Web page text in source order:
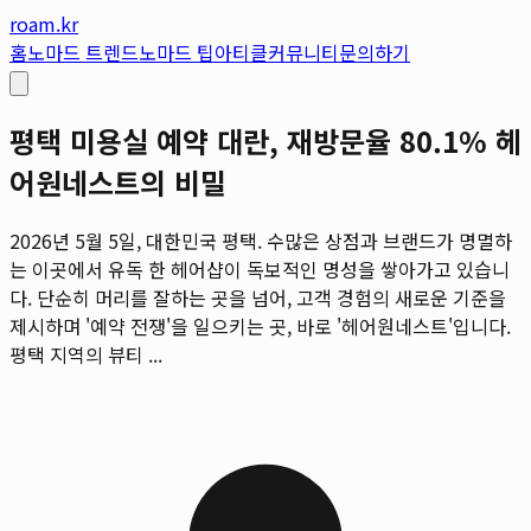
roam.kr
홈노마드 트렌드노마드 팁아티클커뮤니티문의하기
평택 미용실 예약 대란, 재방문율 80.1% 헤
어원네스트의 비밀
2026년 5월 5일, 대한민국 평택. 수많은 상점과 브랜드가 명멸하
는 이곳에서 유독 한 헤어샵이 독보적인 명성을 쌓아가고 있습니
다. 단순히 머리를 잘하는 곳을 넘어, 고객 경험의 새로운 기준을
제시하며 '예약 전쟁'을 일으키는 곳, 바로 '헤어원네스트'입니다.
평택 지역의 뷰티 ...